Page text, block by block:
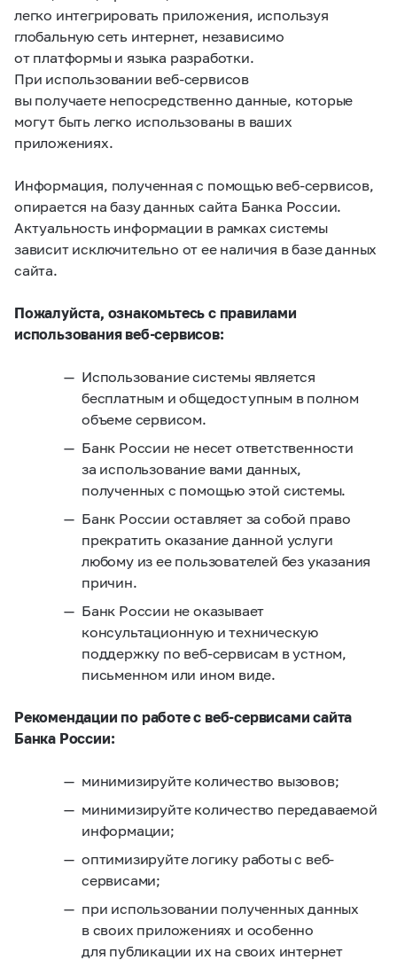
легко интегрировать приложения, используя
глобальную сеть интернет, независимо
от платформы и языка разработки.
При использовании веб-сервисов
вы получаете непосредственно данные, которые
могут быть легко использованы в ваших
приложениях.
Информация, полученная с помощью веб-сервисов,
опирается на базу данных сайта Банка России.
Актуальность информации в рамках системы
зависит исключительно от ее наличия в базе данных
сайта.
Пожалуйста, ознакомьтесь с правилами
использования веб-сервисов:
Использование системы является
бесплатным и общедоступным в полном
объеме сервисом.
Банк России не несет ответственности
за использование вами данных,
полученных с помощью этой системы.
Банк России оставляет за собой право
прекратить оказание данной услуги
любому из ее пользователей без указания
причин.
Банк России не оказывает
консультационную и техническую
поддержку по веб-сервисам в устном,
письменном или ином виде.
Рекомендации по работе с веб-сервисами сайта
Банка России:
минимизируйте количество вызовов;
минимизируйте количество передаваемой
информации;
оптимизируйте логику работы с веб-
сервисами;
при использовании полученных данных
в своих приложениях и особенно
для публикации их на своих интернет